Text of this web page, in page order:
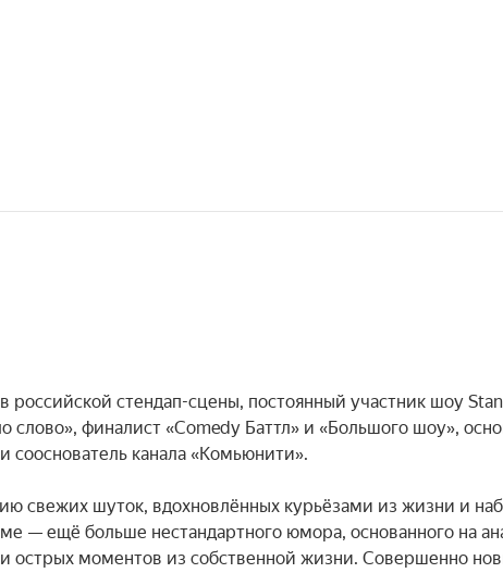
стендап-сцены, постоянный участник шоу
финалист «Comedy Баттл» и «Большого шоу»,
сооснователь канала «Комьюнити».
свежих шуток, вдохновлённых курьёзами из жизни и
— ещё больше нестандартного юмора, основанного на
острых моментов из собственной жизни. Совершенно